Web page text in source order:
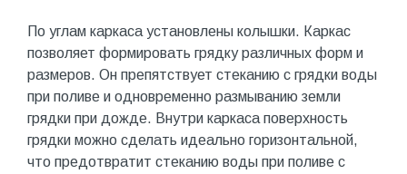
По углам каркаса установлены колышки. Каркас
позволяет формировать грядку различных форм и
размеров. Он препятствует стеканию с грядки воды
при поливе и одновременно размыванию земли
грядки при дожде. Внутри каркаса поверхность
грядки можно сделать идеально горизонтальной,
что предотвратит стеканию воды при поливе с